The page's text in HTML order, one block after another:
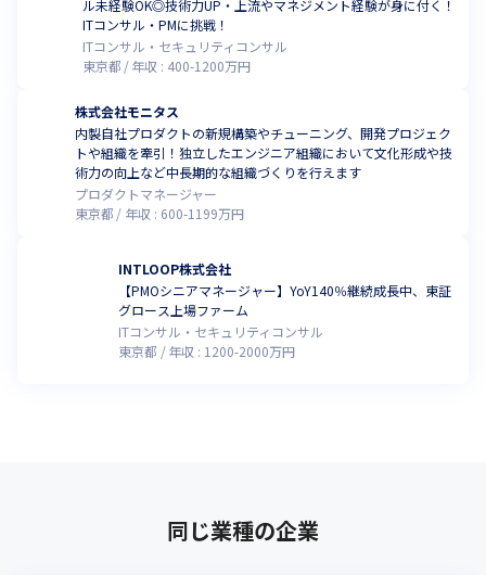
ル未経験OK◎技術力UP・上流やマネジメント経験が身に付く！
ITコンサル・PMに挑戦！
ITコンサル・セキュリティコンサル
東京都
年収 : 400-1200万円
株式会社モニタス
内製自社プロダクトの新規構築やチューニング、開発プロジェク
トや組織を牽引！独立したエンジニア組織において文化形成や技
術力の向上など中⻑期的な組織づくりを行えます
プロダクトマネージャー
東京都
年収 : 600-1199万円
INTLOOP株式会社
【PMOシニアマネージャー】YoY140％継続成長中、東証
グロース上場ファーム
ITコンサル・セキュリティコンサル
東京都
年収 : 1200-2000万円
同じ業種の企業